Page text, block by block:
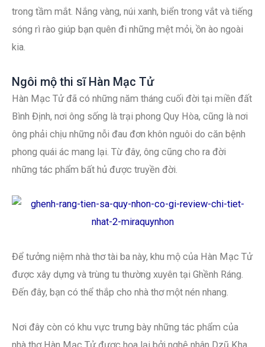
trong tầm mắt. Nắng vàng, núi xanh, biển trong vắt và tiếng
sóng rì rào giúp bạn quên đi những mệt mỏi, ồn ào ngoài
kia.
Ngôi mộ thi sĩ Hàn Mạc Tử
Hàn Mạc Tử đã có những năm tháng cuối đời tại miền đất
Bình Định, nơi ông sống là trại phong Quy Hòa, cũng là nơi
ông phải chịu những nỗi đau đơn khôn nguôi do căn bệnh
phong quái ác mang lại. Từ đây, ông cũng cho ra đời
những tác phẩm bất hủ được truyền đời.
Để tưởng niệm nhà thơ tài ba này, khu mộ của Hàn Mạc Tử
được xây dựng và trùng tu thường xuyên tại Ghềnh Ráng.
Đến đây, bạn có thể thắp cho nhà thơ một nén nhang.
Nơi đây còn có khu vực trưng bày những tác phẩm của